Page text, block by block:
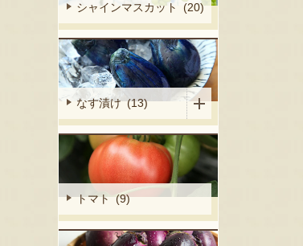
シャインマスカット (20)
なす漬け (13)
トマト (9)